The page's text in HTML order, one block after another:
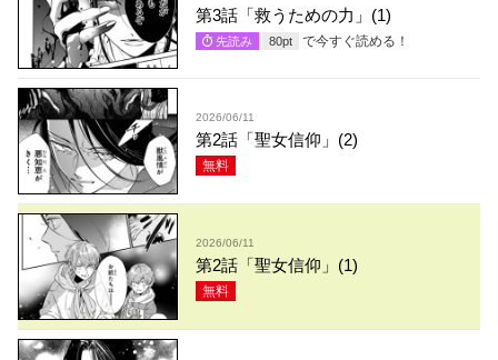
第3話「救うための力」(1)
先読み 80pt で今すぐ読める！
2026/06/11
第2話「聖女信仰」(2)
無料
2026/06/11
第2話「聖女信仰」(1)
無料